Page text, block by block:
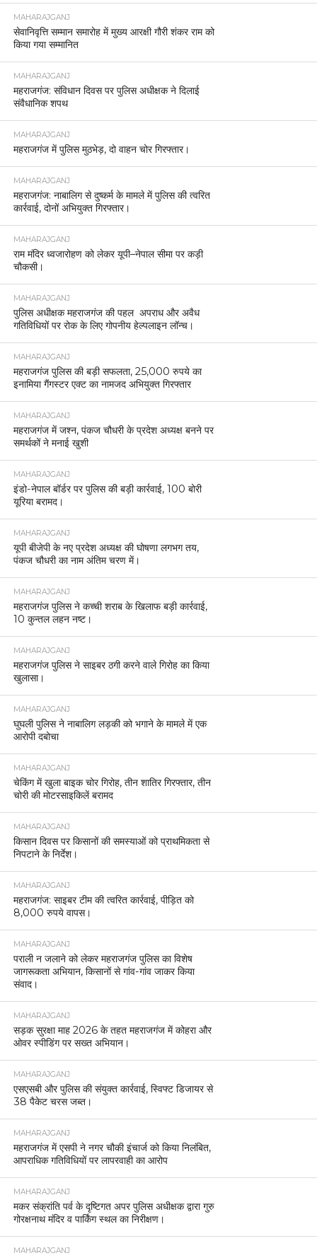
MAHARAJGANJ
सेवानिवृत्ति सम्मान समारोह में मुख्य आरक्षी गौरी शंकर राम को
किया गया सम्मानित
MAHARAJGANJ
महराजगंज: संविधान दिवस पर पुलिस अधीक्षक ने दिलाई
संवैधानिक शपथ
MAHARAJGANJ
महराजगंज में पुलिस मुठभेड़, दो वाहन चोर गिरफ्तार।
MAHARAJGANJ
महराजगंज: नाबालिग से दुष्कर्म के मामले में पुलिस की त्वरित
कार्रवाई, दोनों अभियुक्त गिरफ्तार।
MAHARAJGANJ
राम मंदिर ध्वजारोहण को लेकर यूपी–नेपाल सीमा पर कड़ी
चौकसी।
MAHARAJGANJ
पुलिस अधीक्षक महराजगंज की पहल अपराध और अवैध
गतिविधियों पर रोक के लिए गोपनीय हेल्पलाइन लॉन्च।
MAHARAJGANJ
महराजगंज पुलिस की बड़ी सफलता, 25,000 रुपये का
इनामिया गैंगस्टर एक्ट का नामजद अभियुक्त गिरफ्तार
MAHARAJGANJ
महराजगंज में जश्न, पंकज चौधरी के प्रदेश अध्यक्ष बनने पर
समर्थकों ने मनाई खुशी
MAHARAJGANJ
इंडो-नेपाल बॉर्डर पर पुलिस की बड़ी कार्रवाई, 100 बोरी
यूरिया बरामद।
MAHARAJGANJ
यूपी बीजेपी के नए प्रदेश अध्यक्ष की घोषणा लगभग तय,
पंकज चौधरी का नाम अंतिम चरण में।
MAHARAJGANJ
महराजगंज पुलिस ने कच्ची शराब के खिलाफ बड़ी कार्रवाई,
10 कुन्तल लहन नष्ट।
MAHARAJGANJ
महराजगंज पुलिस ने साइबर ठगी करने वाले गिरोह का किया
खुलासा।
MAHARAJGANJ
घुघली पुलिस ने नाबालिग लड़की को भगाने के मामले में एक
आरोपी दबोचा
MAHARAJGANJ
चेकिंग में खुला बाइक चोर गिरोह, तीन शातिर गिरफ्तार, तीन
चोरी की मोटरसाइकिलें बरामद
MAHARAJGANJ
किसान दिवस पर किसानों की समस्याओं को प्राथमिकता से
निपटाने के निर्देश।
MAHARAJGANJ
महराजगंज: साइबर टीम की त्वरित कार्रवाई, पीड़ित को
8,000 रुपये वापस।
MAHARAJGANJ
पराली न जलाने को लेकर महराजगंज पुलिस का विशेष
जागरूकता अभियान, किसानों से गांव-गांव जाकर किया
संवाद।
MAHARAJGANJ
सड़क सुरक्षा माह 2026 के तहत महराजगंज में कोहरा और
ओवर स्पीडिंग पर सख्त अभियान।
MAHARAJGANJ
एसएसबी और पुलिस की संयुक्त कार्रवाई, स्विफ्ट डिजायर से
38 पैकेट चरस जब्त।
MAHARAJGANJ
महराजगंज में एसपी ने नगर चौकी इंचार्ज को किया निलंबित,
आपराधिक गतिविधियों पर लापरवाही का आरोप
MAHARAJGANJ
मकर संक्रांति पर्व के दृष्टिगत अपर पुलिस अधीक्षक द्वारा गुरु
गोरक्षनाथ मंदिर व पार्किंग स्थल का निरीक्षण।
MAHARAJGANJ